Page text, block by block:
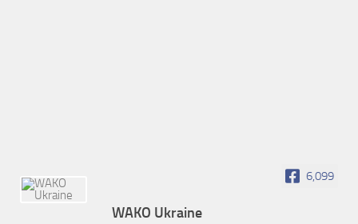
6,099
WAKO Ukraine